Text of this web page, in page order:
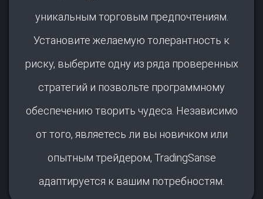
уникальным торговым предпочтениям.
Установите желаемую толерантность к
риску, выберите одну из ряда проверенных
стратегий и позвольте программному
обеспечению творить чудеса. Независимо
от того, являетесь ли вы новичком или
опытным трейдером, TradingSanse
адаптируется к вашим потребностям.